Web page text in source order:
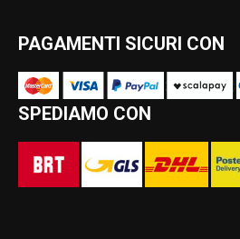
PAGAMENTI SICURI CON
SPEDIAMO CON